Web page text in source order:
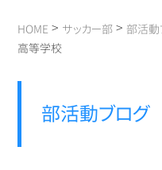
HOME > サッカー部 > 部活動
高等学校
部活動ブログ